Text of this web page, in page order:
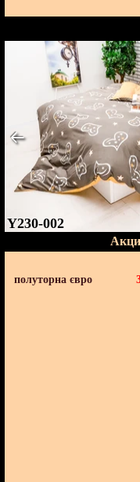
Y230-002
полуторна євро